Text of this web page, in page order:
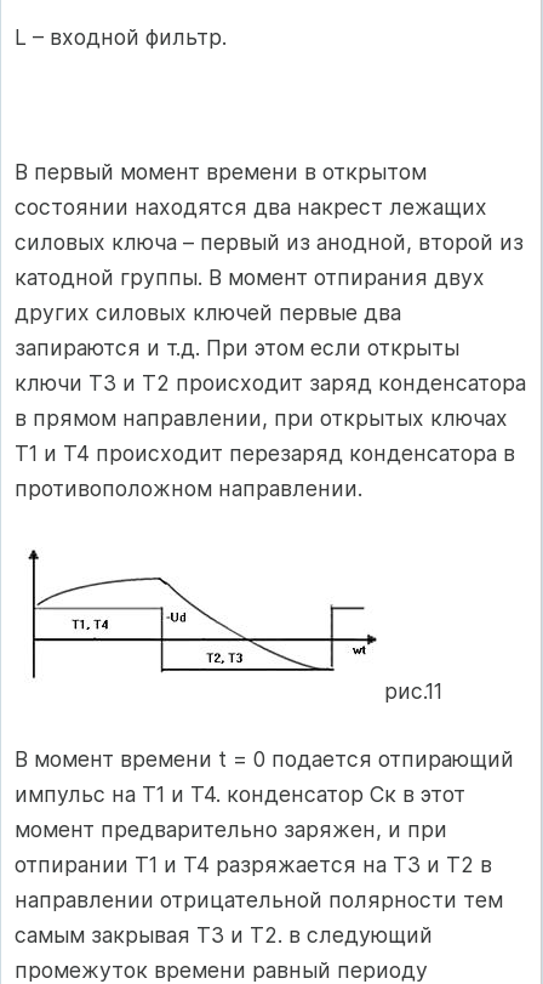
L – входной фильтр.
В первый момент времени в открытом
состоянии находятся два накрест лежащих
силовых ключа – первый из анодной, второй из
катодной группы. В момент отпирания двух
других силовых ключей первые два
запираются и т.д. При этом если открыты
ключи Т3 и Т2 происходит заряд конденсатора
в прямом направлении, при открытых ключах
Т1 и Т4 происходит перезаряд конденсатора в
противоположном направлении.
рис.11
В момент времени t = 0 подается отпирающий
импульс на Т1 и Т4. конденсатор Ск в этот
момент предварительно заряжен, и при
отпирании Т1 и Т4 разряжается на Т3 и Т2 в
направлении отрицательной полярности тем
самым закрывая Т3 и Т2. в следующий
промежуток времени равный периоду